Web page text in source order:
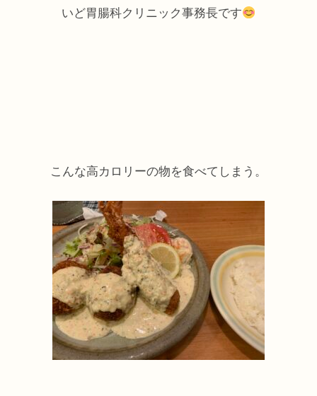
いど胃腸科クリニック事務長です
こんな高カロリーの物を食べてしまう。